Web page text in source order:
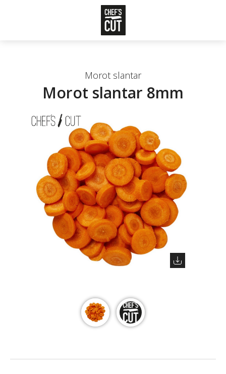
Morot slantar
Morot slantar 8mm